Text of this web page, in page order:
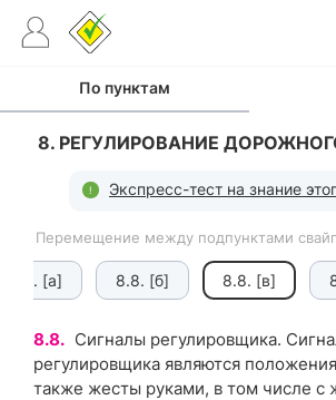
По пунктам
8. РЕГУЛИРОВАНИЕ
Экспресс-тест на знание
Перемещение между подпунктами
8.8. [а] 8.8. [б] 8.8. [в]
8.8. Сигналы регулировщика.
регулировщика являются
также жесты руками, в том числе с